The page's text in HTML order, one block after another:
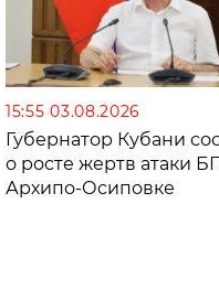
15:55 03.08.2026
Губернатор Кубани
о росте жертв атаки
Архипо-Осиповке